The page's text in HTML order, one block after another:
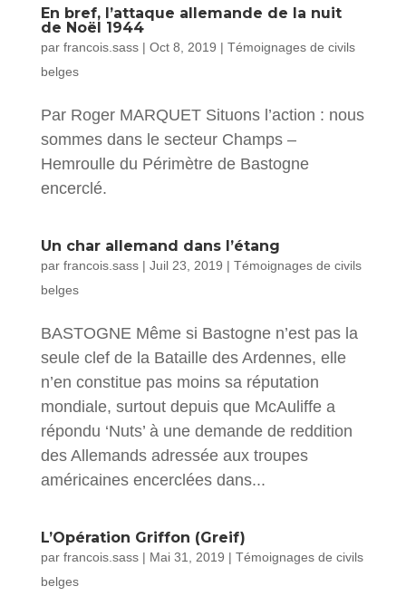
En bref, l’attaque allemande de la nuit
de Noël 1944
par francois.sass| Oct 8, 2019 | Témoignages de civils
belges
Par Roger MARQUET Situons l’action : nous
sommes dans le secteur Champs –
Hemroulle du Périmètre de Bastogne
encerclé.
Un char allemand dans l’étang
par francois.sass| Juil 23, 2019 | Témoignages de civils
belges
BASTOGNE Même si Bastogne n’est pas la
seule clef de la Bataille des Ardennes, elle
n’en constitue pas moins sa réputation
mondiale, surtout depuis que McAuliffe a
répondu ‘Nuts’ à une demande de reddition
des Allemands adressée aux troupes
américaines encerclées dans...
L’Opération Griffon (Greif)
par francois.sass| Mai 31, 2019 | Témoignages de civils
belges